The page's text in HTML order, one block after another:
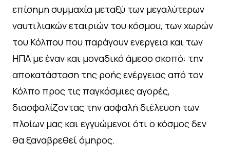
επίσημη συμμαχία μεταξύ των μεγαλύτερων
ναυτιλιακών εταιριών του κόσμου, των χωρών
του Κόλπου που παράγουν ενεργεια και των
ΗΠΑ με έναν και μοναδικό άμεσο σκοπό: την
αποκατάσταση της ροής ενέργειας από τον
Κόλπο προς τις παγκόσμιες αγορές,
διασφαλίζοντας την ασφαλή διέλευση των
πλοίων μας και εγγυώμενοι ότι ο κόσμος δεν
θα ξαναβρεθεί όμηρος.